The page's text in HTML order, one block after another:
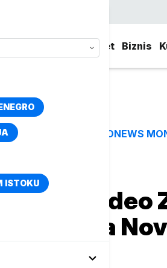
Svet Biznis
ISTOKU
TOP TAGOVI EURONEWS
vode deo
vode na